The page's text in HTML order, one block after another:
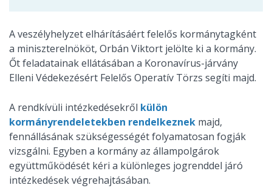
A veszélyhelyzet elhárításáért felelős kormánytagként
a miniszterelnököt, Orbán Viktort jelölte ki a kormány.
Őt feladatainak ellátásában a Koronavírus-járvány
Elleni Védekezésért Felelős Operatív Törzs segíti majd.
A rendkívüli intézkedésekről külön
kormányrendeletekben rendelkeznek majd,
fennállásának szükségességét folyamatosan fogják
vizsgálni. Egyben a kormány az állampolgárok
együttműködését kéri a különleges jogrenddel járó
intézkedések végrehajtásában.